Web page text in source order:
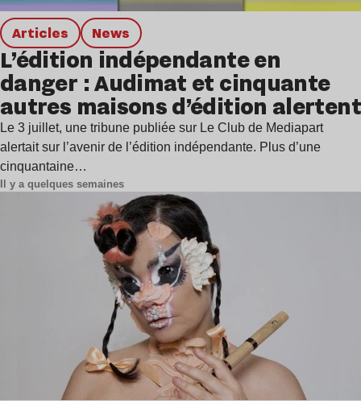
Articles news
L’édition indépendante en
danger : Audimat et cinquante
autres maisons d’édition alertent
Le 3 juillet, une tribune publiée sur Le Club de Mediapart
alertait sur l’avenir de l’édition indépendante. Plus d’une
cinquantaine…
Il y a quelques semaines